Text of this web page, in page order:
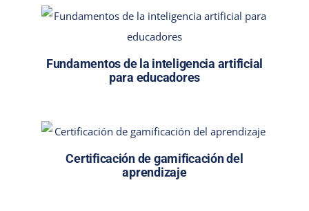
Fundamentos de la inteligencia artificial
para educadores
Certificación de gamificación del
aprendizaje